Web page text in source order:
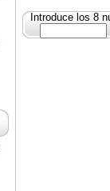
Introduce los 8